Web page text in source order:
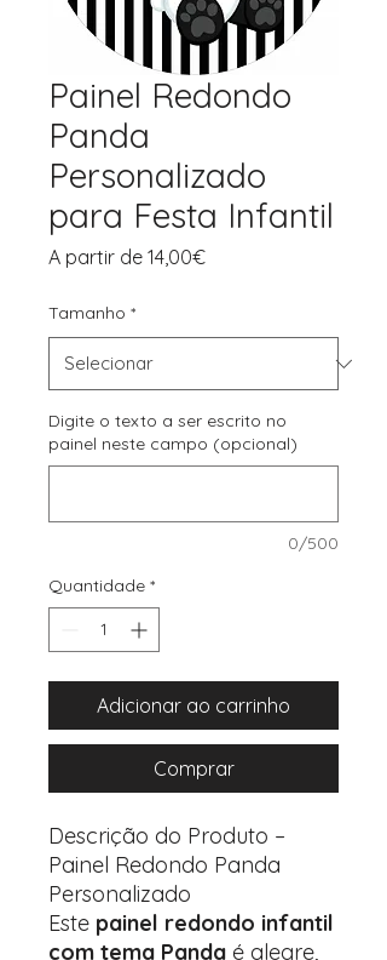
Painel Redondo
Panda
Personalizado
para Festa Infantil
A partir de 14,00€Preço
Tamanho *
Digite o texto a ser escrito no
painel neste campo (opcional)
0/500
Quantidade *
Adicionar ao carrinho
Comprar
Descrição do Produto –
Painel Redondo Panda
Personalizado
Este painel redondo infantil
com tema Panda é alegre,